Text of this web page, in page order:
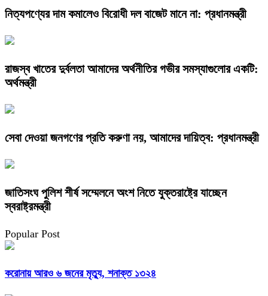
নিত্যপণ্যের দাম কমালেও বিরোধী দল বাজেট মানে না: প্রধানমন্ত্রী
রাজস্ব খাতের দুর্বলতা আমাদের অর্থনীতির গভীর সমস্যাগুলোর একটি:
অর্থমন্ত্রী
সেবা দেওয়া জনগণের প্রতি করুণা নয়, আমাদের দায়িত্ব: প্রধানমন্ত্রী
জাতিসংঘ পুলিশ শীর্ষ সম্মেলনে অংশ নিতে যুক্তরাষ্ট্রে যাচ্ছেন
স্বরাষ্ট্রমন্ত্রী
Popular Post
করোনায় আরও ৬ জনের মৃত্যু, শনাক্ত ১৩২৪